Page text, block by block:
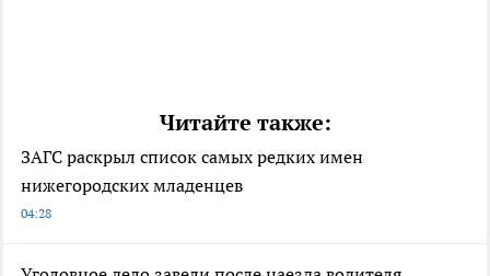
Читайте также:
ЗАГС раскрыл список самых редких имен
нижегородских младенцев
04:28